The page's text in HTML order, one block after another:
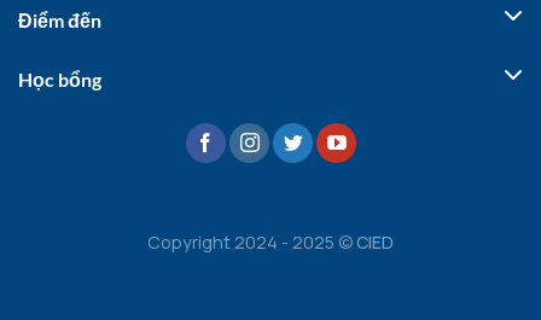
Điểm đến
Học bổng
Copyright 2024 - 2025 ©CIED